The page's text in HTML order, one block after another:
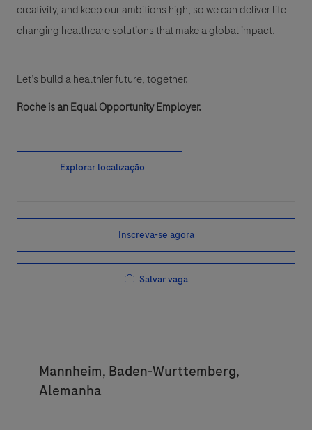
creativity, and keep our ambitions high, so we can deliver life-
changing healthcare solutions that make a global impact.
Let’s build a healthier future, together.
Roche is an Equal Opportunity Employer.
Explorar localização
Inscreva-se agora
Salvar vaga
Location
Mannheim, Baden-Wurttemberg,
Alemanha